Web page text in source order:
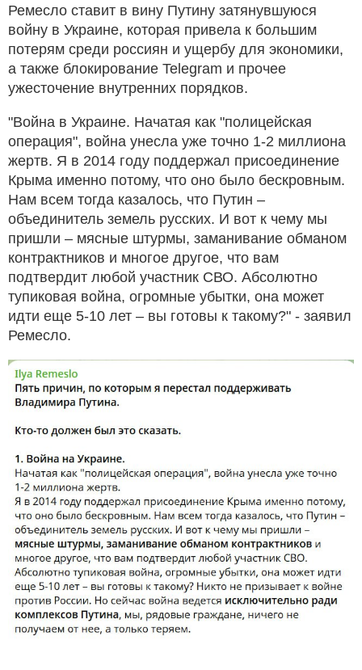
Ремесло ставит в вину Путину затянувшуюся
войну в Украине, которая привела к большим
потерям среди россиян и ущербу для экономики,
а также блокирование Telegram и прочее
ужесточение внутренних порядков.
"Война в Украине. Начатая как "полицейская
операция", война унесла уже точно 1-2 миллиона
жертв. Я в 2014 году поддержал присоединение
Крыма именно потому, что оно было бескровным.
Нам всем тогда казалось, что Путин –
объединитель земель русских. И вот к чему мы
пришли – мясные штурмы, заманивание обманом
контрактников и многое другое, что вам
подтвердит любой участник СВО. Абсолютно
тупиковая война, огромные убытки, она может
идти еще 5-10 лет – вы готовы к такому?" - заявил
Ремесло.